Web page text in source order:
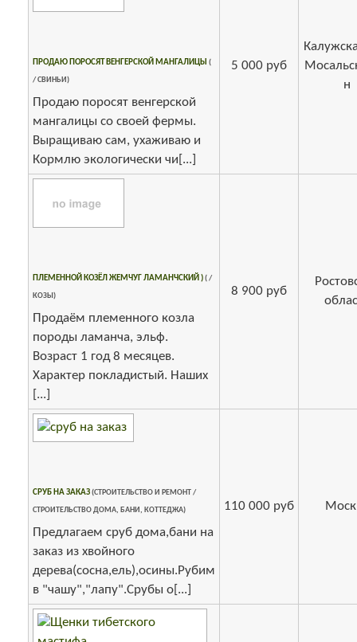
ПРОДАЮ ПОРОСЯТ ВЕНГЕРСКОЙ МАНГАЛИЦЫ (
/ СВИНЬИ)
Продаю поросят венгерской
мангалицы со своей фермы.
Выращиваю сам, ухаживаю и
Кормлю экологически чи[...]
5 000 руб
н
ПЛЕМЕННОЙ КОЗЁЛ ЖЕМЧУГ ЛАМАНЧСКИЙ )( /
КОЗЫ)
Продаём племенного козла
породы ламанча, эльф.
Возраст 1 год 8 месяцев.
Характер покладистый. Наших
[...]
8 900 руб
СРУБ НА ЗАКАЗ(СТРОИТЕЛЬСТВО И РЕМОНТ /
СТРОИТЕЛЬСТВО ДОМА, БАНИ, КОТТЕДЖА)
Предлагаем сруб дома,бани на
заказ из хвойного
дерева(сосна,ель),осины.Рубим
в "чашу","лапу".Срубы о[...]
110 000 руб